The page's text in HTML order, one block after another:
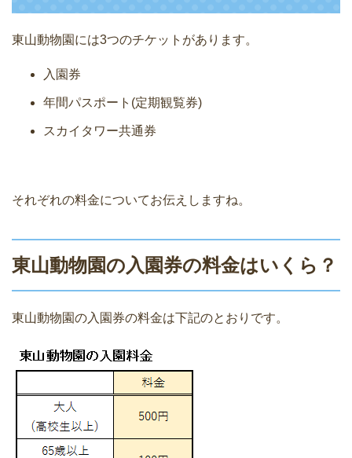
東山動物園には3つのチケットがあります。
入園券
年間パスポート(定期観覧券)
スカイタワー共通券
それぞれの料金についてお伝えしますね。
東山動物園の入園券の料金はいくら？
東山動物園の入園券の料金は下記のとおりです。